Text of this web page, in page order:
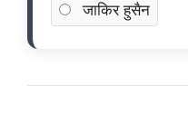
जाकिर हुसैन